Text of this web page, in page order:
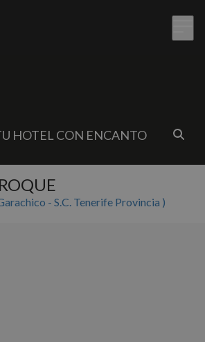
HOTEL CON ENCANTO
- S.C. Tenerife Provincia )